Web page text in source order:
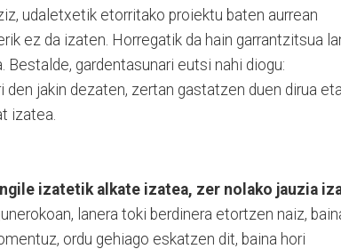
udaletxetik etorritako proiektu baten aurrean
ez da izaten. Horregatik da hain garrantzitsua
gardentasunari eutsi nahi diogu:
den jakin dezaten, zertan gastatzen duen dirua eta
izatea.
izatetik alkate izatea, zer nolako jauzia
lanera toki berdinera etortzen naiz,
ordu gehiago eskatzen dit, baina hori